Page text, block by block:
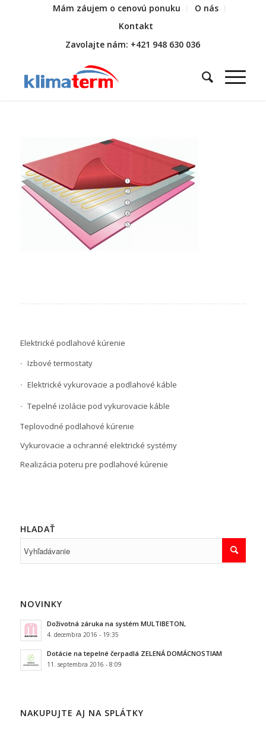
Mám záujem o cenovú ponuku
O nás
Kontakt
Zavolajte nám: +421 948 630 036
Elektrické podlahové kúrenie
Izbové termostaty
Elektrické vykurovacie a podlahové káble
Tepelné izolácie pod vykurovacie káble
Teplovodné podlahové kúrenie
Vykurovacie a ochranné elektrické systémy
Realizácia poteru pre podlahové kúrenie
HLADAŤ
NOVINKY
Doživotná záruka na systém MULTIBETON,
4. decembra 2016 - 19:35
Dotácie na tepelné čerpadlá ZELENÁ DOMÁCNOSTIAM
11. septembra 2016 - 8:09
NAKUPUJTE AJ NA SPLÁTKY